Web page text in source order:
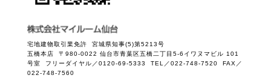
宅地建物取引業免許 宮城県知事(5)第5213号
五橋本店 〒980-0022 仙台市青葉区五橋二丁目5-6イワヌマビル 101
号室 フリーダイヤル／0120-69-5333 TEL／022-748-7520 FAX／
022-748-7560